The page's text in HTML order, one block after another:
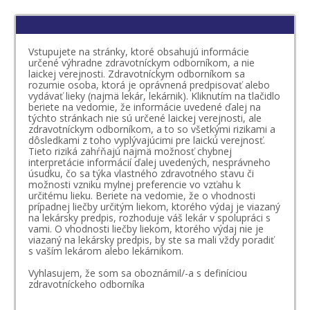
Vstupujete na stránky, ktoré obsahujú informácie
určené výhradne zdravotníckym odborníkom, a nie
laickej verejnosti. Zdravotníckym odborníkom sa
rozumie osoba, ktorá je oprávnená predpisovať alebo
vydávať lieky (najmä lekár, lekárnik). Kliknutím na tlačidlo
beriete na vedomie, že informácie uvedené ďalej na
týchto stránkach nie sú určené laickej verejnosti, ale
zdravotníckym odborníkom, a to so všetkými rizikami a
dôsledkami z toho vyplývajúcimi pre laickú verejnosť.
Tieto riziká zahŕňajú najmä možnosť chybnej
interpretácie informácií ďalej uvedených, nesprávneho
úsudku, čo sa týka vlastného zdravotného stavu či
možnosti vzniku mylnej preferencie vo vzťahu k
určitému lieku. Beriete na vedomie, že o vhodnosti
prípadnej liečby určitým liekom, ktorého výdaj je viazaný
na lekársky predpis, rozhoduje váš lekár v spolupráci s
vami. O vhodnosti liečby liekom, ktorého výdaj nie je
viazaný na lekársky predpis, by ste sa mali vždy poradiť
s vaším lekárom alebo lekárnikom.
Vyhlasujem, že som sa oboznámil/-a s definíciou
zdravotníckeho odborníka